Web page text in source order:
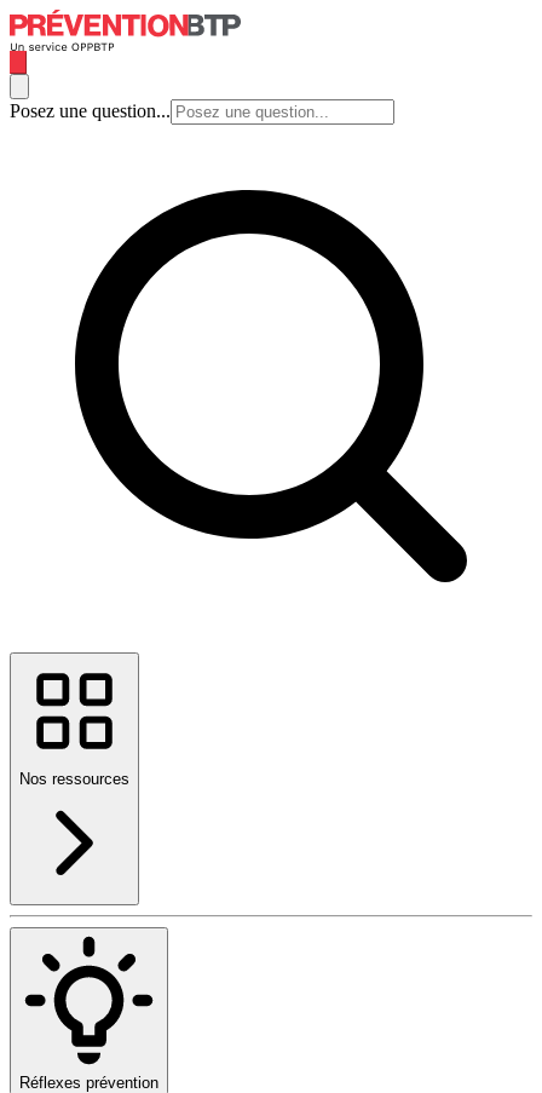
Posez une question...
Nos ressources
Réflexes prévention